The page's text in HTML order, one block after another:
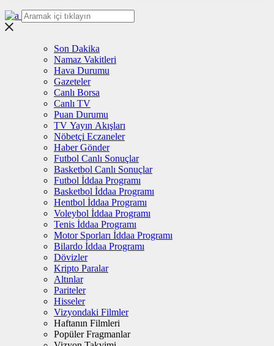
Son Dakika
Namaz Vakitleri
Hava Durumu
Gazeteler
Canlı Borsa
Canlı TV
Puan Durumu
TV Yayın Akışları
Nöbetçi Eczaneler
Haber Gönder
Futbol Canlı Sonuçlar
Basketbol Canlı Sonuçlar
Futbol İddaa Programı
Basketbol İddaa Programı
Hentbol İddaa Programı
Voleybol İddaa Programı
Tenis İddaa Programı
Motor Sporları İddaa Programı
Bilardo İddaa Programı
Dövizler
Kripto Paralar
Altınlar
Pariteler
Hisseler
Vizyondaki Filmler
Haftanın Filmleri
Popüler Fragmanlar